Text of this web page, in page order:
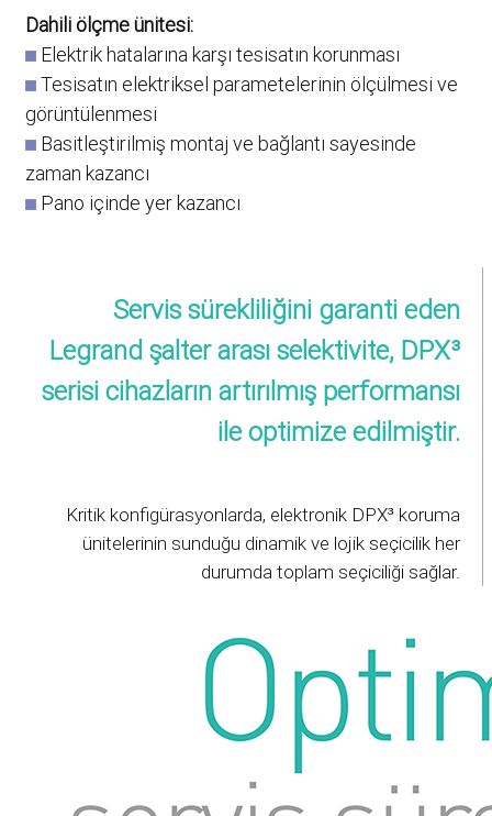
Dahili ölçme ünitesi:
Elektrik hatalarına karşı tesisatın korunması
Tesisatın elektriksel parametelerinin ölçülmesi ve
görüntülenmesi
Basitleştirilmiş montaj ve bağlantı sayesinde
zaman kazancı
Pano içinde yer kazancı
Servis sürekliliğini garanti eden
Legrand şalter arası selektivite, DPX³
serisi cihazların artırılmış performansı
ile optimize edilmiştir.
Kritik konfigürasyonlarda, elektronik DPX³ koruma
ünitelerinin sunduğu dinamik ve lojik seçicilik her
durumda toplam seçiciliği sağlar.